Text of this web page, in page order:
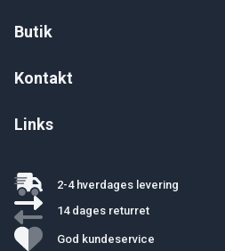
Butik
Kontakt
Links
2-4 hverdages levering
14 dages returret
God kundeservice